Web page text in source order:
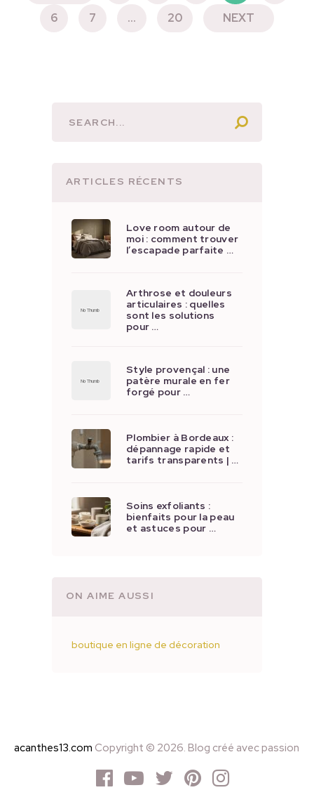
6
7 … 20 NEXT
ARTICLES RÉCENTS
Love room autour de
moi : comment trouver
l’escapade parfaite …
Arthrose et douleurs
articulaires : quelles
sont les solutions
pour …
Style provençal : une
patère murale en fer
forgé pour …
Plombier à Bordeaux :
dépannage rapide et
tarifs transparents | …
Soins exfoliants :
bienfaits pour la peau
et astuces pour …
ON AIME AUSSI
boutique en ligne de décoration
acanthes13.com Copyright © 2026. Blog créé avec passion